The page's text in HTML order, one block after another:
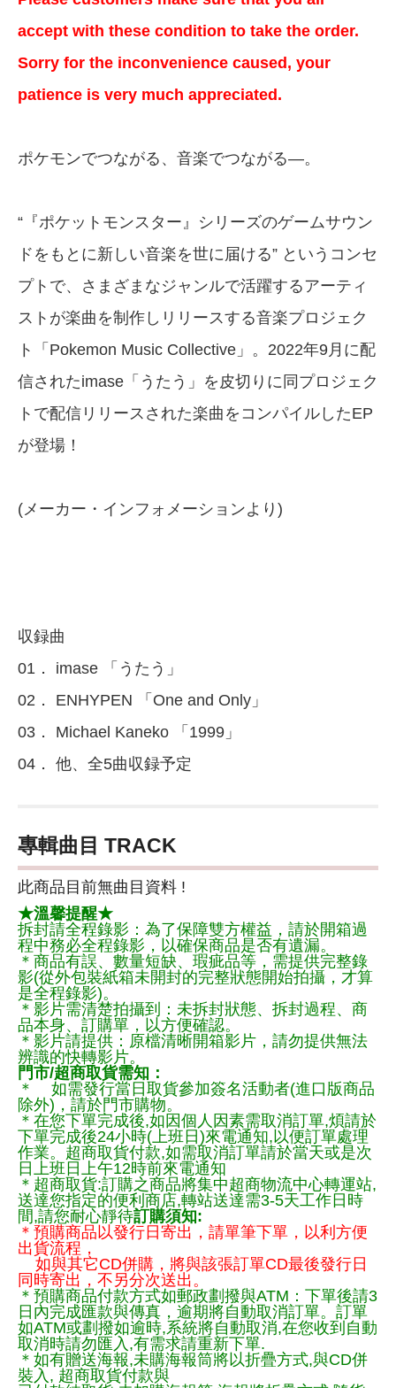
accept with these condition to take the order.
Sorry for the inconvenience caused, your
patience is very much appreciated.
ポケモンでつながる、音楽でつながる―。
“『ポケットモンスター』シリーズのゲームサウン
ドをもとに新しい音楽を世に届ける” というコンセ
プトで、さまざまなジャンルで活躍するアーティ
ストが楽曲を制作しリリースする音楽プロジェク
ト「Pokemon Music Collective」。2022年9月に配
信されたimase「うたう」を皮切りに同プロジェク
トで配信リリースされた楽曲をコンパイルしたEP
が登場！
(メーカー・インフォメーションより)
収録曲
01． imase 「うたう」
02． ENHYPEN 「One and Only」
03． Michael Kaneko 「1999」
04． 他、全5曲収録予定
專輯曲目 TRACK
此商品目前無曲目資料 !
★溫馨提醒★
拆封請全程錄影：為了保障雙方權益，請於開箱過
程中務必全程錄影，以確保商品是否有遺漏。
＊商品有誤、數量短缺、瑕疵品等，需提供完整錄
影(從外包裝紙箱未開封的完整狀態開始拍攝，才算
是全程錄影)。
＊影片需清楚拍攝到：未拆封狀態、拆封過程、商
品本身、訂購單，以方便確認。
＊影片請提供：原檔清晰開箱影片，請勿提供無法
辨識的快轉影片。
門市/超商取貨需知：
＊ 如需發行當日取貨參加簽名活動者(進口版商品
除外)，請於門市購物。
＊在您下單完成後,如因個人因素需取消訂單,煩請於
下單完成後24小時(上班日)來電通知,以便訂單處理
作業。超商取貨付款,如需取消訂單請於當天或是次
日上班日上午12時前來電通知
＊超商取貨:訂購之商品將集中超商物流中心轉運站,
送達您指定的便利商店,轉站送達需3-5天工作日時
間,請您耐心靜待訂購須知:
＊預購商品以發行日寄出，請單筆下單，以利方便
出貨流程，
如與其它CD併購，將與該張訂單CD最後發行日
同時寄出，不另分次送出。
＊預購商品付款方式如郵政劃撥與ATM：下單後請3
日內完成匯款與傳真，逾期將自動取消訂單。訂單
如ATM或劃撥如逾時,系統將自動取消,在您收到自動
取消時請勿匯入,有需求請重新下單.
＊如有贈送海報,未購海報筒將以折疊方式,與CD併
裝入, 超商取貨付款與